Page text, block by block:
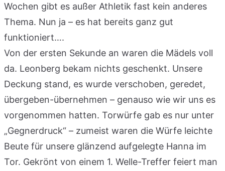
Wochen gibt es außer Athletik fast kein anderes
Thema. Nun ja – es hat bereits ganz gut
funktioniert….
Von der ersten Sekunde an waren die Mädels voll
da. Leonberg bekam nichts geschenkt. Unsere
Deckung stand, es wurde verschoben, geredet,
übergeben-übernehmen – genauso wie wir uns es
vorgenommen hatten. Torwürfe gab es nur unter
„Gegnerdruck“ – zumeist waren die Würfe leichte
Beute für unsere glänzend aufgelegte Hanna im
Tor. Gekrönt von einem 1. Welle-Treffer feiert man